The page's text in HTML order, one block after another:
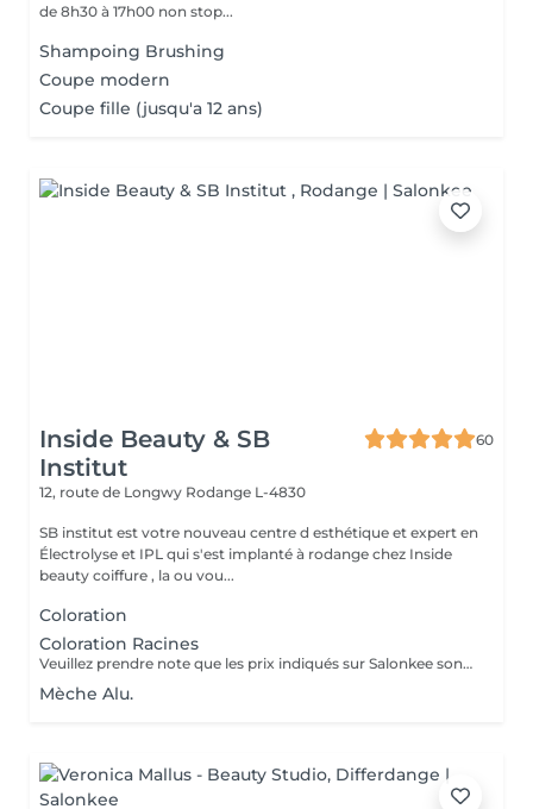
de 8h30 à 17h00 non stop...
Shampoing Brushing
Coupe modern
Coupe fille (jusqu'a 12 ans)
Inside Beauty & SB
Institut
60
12, route de Longwy Rodange L-4830
SB institut est votre nouveau centre d esthétique et expert en
Électrolyse et IPL qui s'est implanté à rodange chez Inside
beauty coiffure , la ou vou...
Coloration
Coloration Racines
Veuillez prendre note que les prix indiqués sur Salonkee sont communiqués à titre informatif et s'entendent de base. Ces derniers sont susceptibles de varier selon le diagnostic réalisé à votre arrivée au salon et l'expertise du professionnel à qui vous confiez votre beauté. Dans tous les cas, un devis précis vous sera proposé et toutes réalisations de prestations seront effectuées avec votre accord. Un grand merci d'avance pour votre compréhension. Au plaisir de vous recevoir très vite.
Mèche Alu.